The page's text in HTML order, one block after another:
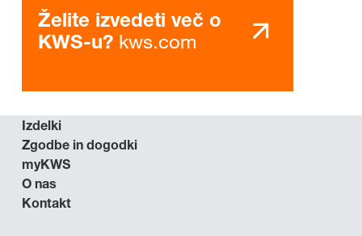
Želite izvedeti več o
KWS-u? kws.com
Izdelki
Zgodbe in dogodki
myKWS
O nas
Kontakt